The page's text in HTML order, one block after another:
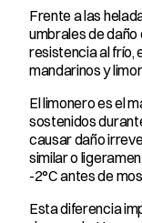
Frente a las
umbrales de
resistencia al frío,
mandarinos y
El limonero es el
sostenidos
causar daño
similar o
-2°C antes de
Esta diferencia